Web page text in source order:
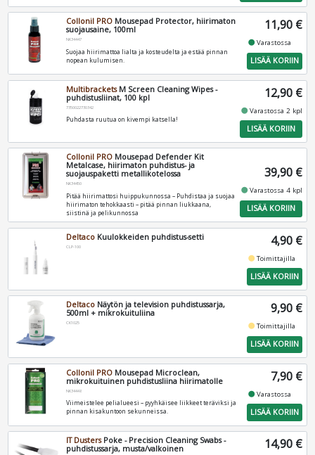
Collonil PRO Mousepad Protector, hiirimaton
suojausaine, 100ml
NK34447
Suojaa hiirimattoa lialta ja kosteudelta ja estää pinnan
nopean kulumisen.
11,90 €
fiber_manual_recordVarastossa
LISÄÄ KORIIN
MultibracketsM Screen Cleaning Wipes -
puhdistusliinat, 100 kpl
7350022730342
Puhdasta ruutua on kivempi katsella!
12,90 €
fiber_manual_recordVarastossa 2 kpl
LISÄÄ KORIIN
Collonil PRO Mousepad Defender Kit
Metalcase, hiirimaton puhdistus- ja
suojauspaketti metallikotelossa
NK34450
Pitää hiirimattosi huippukunnossa – Puhdistaa ja suojaa
hiirimaton tehokkaasti – pitää pinnan liukkaana,
siistinä ja pelikunnossa
39,90 €
fiber_manual_recordVarastossa 4 kpl
LISÄÄ KORIIN
Deltaco Kuulokkeiden puhdistus-setti
CLP-100 4,90 €
fiber_manual_recordToimittajilla
LISÄÄ KORIIN
Deltaco Näytön ja television puhdistussarja,
500ml + mikrokuituliina
CK1025
9,90 €
fiber_manual_recordToimittajilla
LISÄÄ KORIIN
Collonil PRO Mousepad Microclean,
mikrokuituinen puhdistusliina hiirimatolle
NK34448
Viimeistelee pelialueesi – pyyhkäisee liikkeet teräviksi ja
pinnan kisakuntoon sekunneissa.
7,90 €
fiber_manual_recordVarastossa
LISÄÄ KORIIN
IT DustersPoke - Precision Cleaning Swabs -
puhdistussarja, musta/valkoinen
14,90 €